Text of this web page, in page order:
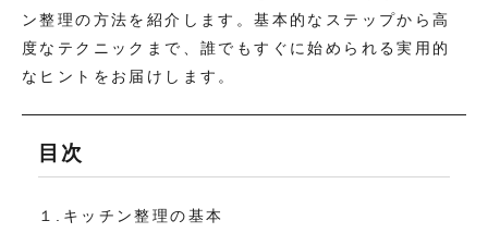
ン整理の方法を紹介します。基本的なステップから高
度なテクニックまで、誰でもすぐに始められる実用的
なヒントをお届けします。
目次
１.キッチン整理の基本